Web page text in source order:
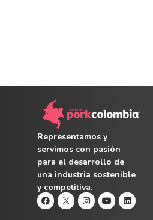
Representamos y
servimos con pasión
para el desarrollo de
una industria sostenible
y competitiva.